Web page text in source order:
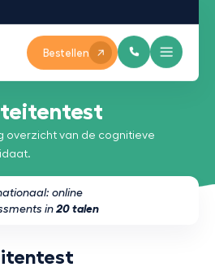
Bestellen
overzicht van de cognitieve
online
in 20 talen